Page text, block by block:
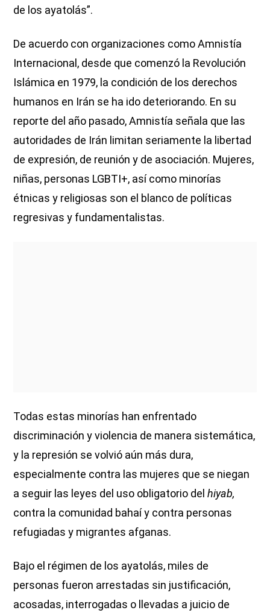
de los ayatolás”.
De acuerdo con organizaciones como Amnistía
Internacional, desde que comenzó la Revolución
Islámica en 1979, la condición de los derechos
humanos en Irán se ha ido deteriorando. En su
reporte del año pasado, Amnistía señala que las
autoridades de Irán limitan seriamente la libertad
de expresión, de reunión y de asociación. Mujeres,
niñas, personas LGBTI+, así como minorías
étnicas y religiosas son el blanco de políticas
regresivas y fundamentalistas.
Todas estas minorías han enfrentado
discriminación y violencia de manera sistemática,
y la represión se volvió aún más dura,
especialmente contra las mujeres que se niegan
a seguir las leyes del uso obligatorio delhiyab,
contra la comunidad bahaí y contra personas
refugiadas y migrantes afganas.
Bajo el régimen de los ayatolás, miles de
personas fueron arrestadas sin justificación,
acosadas, interrogadas o llevadas a juicio de